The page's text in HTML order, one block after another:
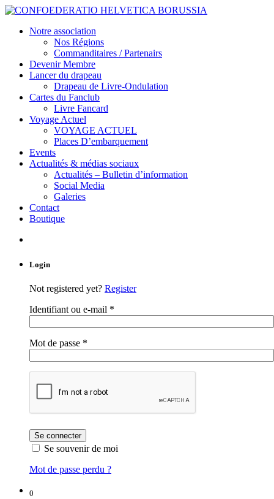
Notre association
Nos Régions
Commanditaires / Partenairs
Devenir Membre
Lancer du drapeau
Drapeau de Livre-Ondulation
Cartes du Fanclub
Livre Fancard
Voyage Actuel
VOYAGE ACTUEL
Places D’embarquement
Events
Actualités & médias sociaux
Actualités – Bulletin d’information
Social Media
Galeries
Contact
Boutique
Login
Not registered yet? Register
Identifiant ou e-mail *
Mot de passe *
Se souvenir de moi
Mot de passe perdu ?
0